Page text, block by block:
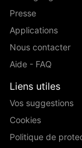
Presse
Applications
Nous contacter
Aide - FAQ
Liens utiles
Vos suggestions
Cookies
Politique de